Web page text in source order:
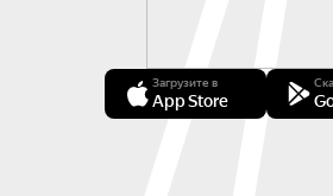
Загрузите в
App Store